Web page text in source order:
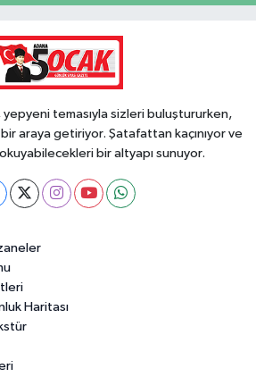
temasıyla sizleri buluştururken,
araya getiriyor. Şatafattan kaçınıyor ve
bir altyapı sunuyor.
Haritası